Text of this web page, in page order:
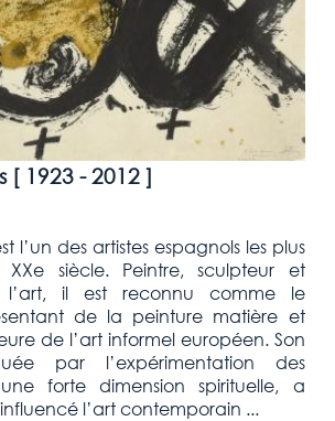
[ 1923 - 2012]
l’un des artistes espagnols les plus
siècle. Peintre, sculpteur et
l’art, il est reconnu comme le
de la peinture matière et
de l’art informel européen. Son
par l’expérimentation des
forte dimension spirituelle, a
l’art contemporain ...